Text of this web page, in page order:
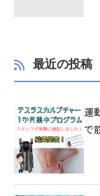
最近の投稿
運
で